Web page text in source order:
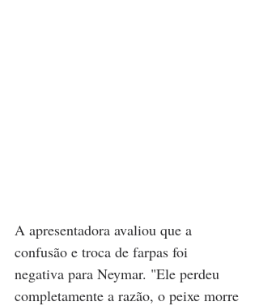
A apresentadora avaliou que a
confusão e troca de farpas foi
negativa para Neymar. "Ele perdeu
completamente a razão, o peixe morre